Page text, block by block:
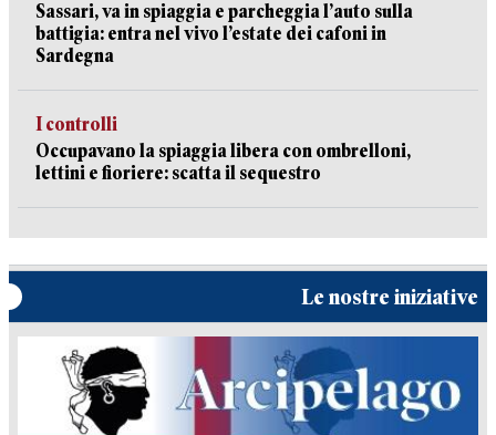
Sassari, va in spiaggia e parcheggia l’auto sulla
battigia: entra nel vivo l’estate dei cafoni in
Sardegna
I controlli
Occupavano la spiaggia libera con ombrelloni,
lettini e fioriere: scatta il sequestro
Le nostre iniziative